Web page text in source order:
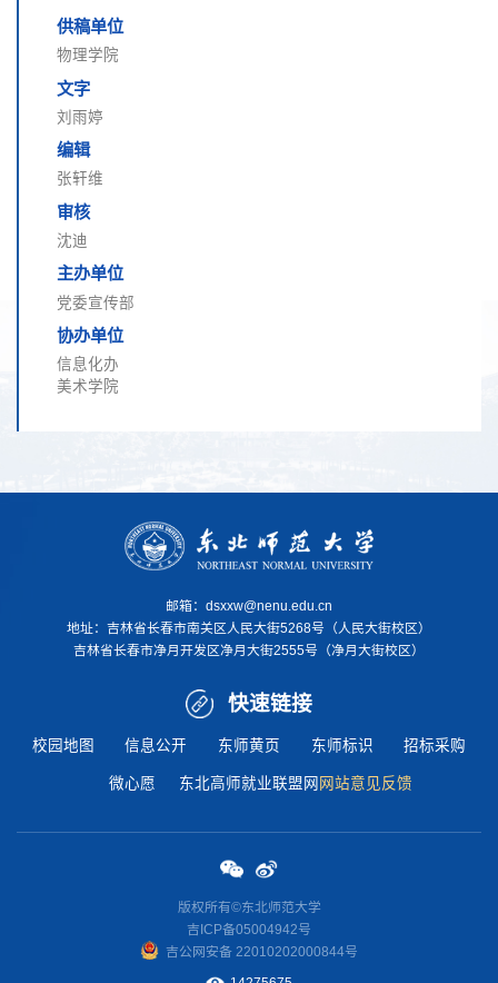
供稿单位
物理学院
文字
刘雨婷
编辑
张轩维
审核
沈迪
主办单位
党委宣传部
协办单位
信息化办
美术学院
邮箱：dsxxw@nenu.edu.cn
地址： 吉林省长春市南关区人民大街5268号（人民大街校区）
吉林省长春市净月开发区净月大街2555号（净月大街校区）
快速链接
校园地图 信息公开 东师黄页 东师标识 招标采购
微心愿 东北高师就业联盟网 网站意见反馈
版权所有©东北师范大学
吉ICP备05004942号
吉公网安备 22010202000844号